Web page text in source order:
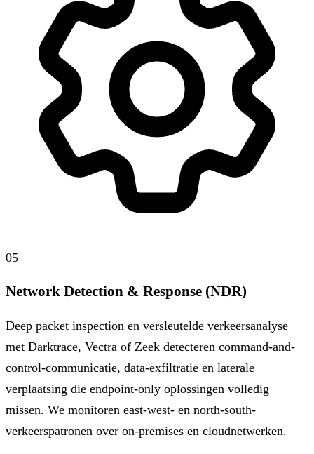
05
Network Detection & Response (NDR)
Deep packet inspection en versleutelde verkeersanalyse
met Darktrace, Vectra of Zeek detecteren command-and-
control-communicatie, data-exfiltratie en laterale
verplaatsing die endpoint-only oplossingen volledig
missen. We monitoren east-west- en north-south-
verkeerspatronen over on-premises en cloudnetwerken.